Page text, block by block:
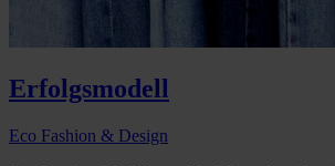
Erfolgsmodell
Eco Fashion & Design